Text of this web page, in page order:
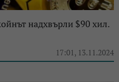
надхвърли $90 хил.
17:01, 13.11.2024